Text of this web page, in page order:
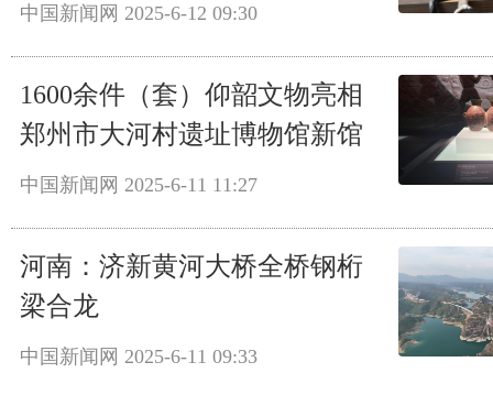
中国新闻网 2025-6-12 09:30
1600余件（套）仰韶文物亮相
郑州市大河村遗址博物馆新馆
中国新闻网 2025-6-11 11:27
河南：济新黄河大桥全桥钢桁
梁合龙
中国新闻网 2025-6-11 09:33